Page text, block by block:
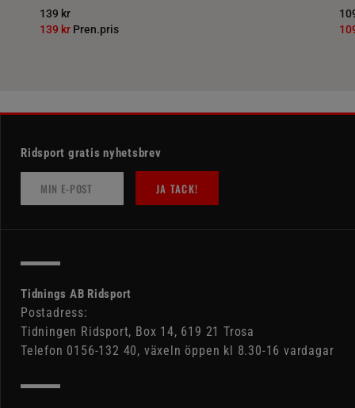
139 kr
139 kr Pren.pris
Ridsport gratis nyhetsbrev
JA TACK!
Tidnings AB Ridsport
Postadress:
Tidningen Ridsport, Box 14, 619 21 Trosa
Telefon 0156-132 40, växeln öppen kl 8.30-16 vardagar